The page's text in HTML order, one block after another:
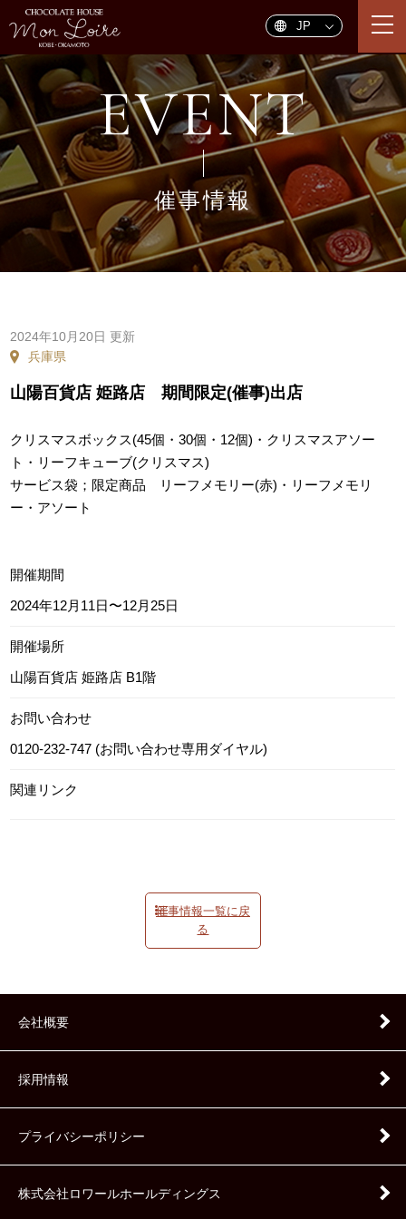
EVENT
催事情報
2024年10月20日 更新
兵庫県
山陽百貨店 姫路店 期間限定(催事)出店
クリスマスボックス(45個・30個・12個)・クリスマスアソー
ト・リーフキューブ(クリスマス)
サービス袋；限定商品 リーフメモリー(赤)・リーフメモリ
ー・アソート
開催期間
2024年12月11日〜12月25日
開催場所
山陽百貨店 姫路店 B1階
お問い合わせ
0120-232-747 (お問い合わせ専用ダイヤル)
関連リンク
催事情報一覧に戻
る
会社概要
採用情報
プライバシーポリシー
株式会社ロワールホールディングス